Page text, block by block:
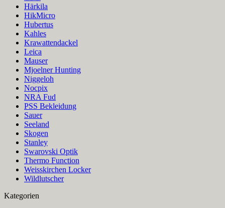
Härkila
HikMicro
Hubertus
Kahles
Krawattendackel
Leica
Mauser
Mjoelner Hunting
Niggeloh
Nocpix
NRA Fud
PSS Bekleidung
Sauer
Seeland
Skogen
Stanley
Swarovski Optik
Thermo Function
Weisskirchen Locker
Wildlutscher
Kategorien